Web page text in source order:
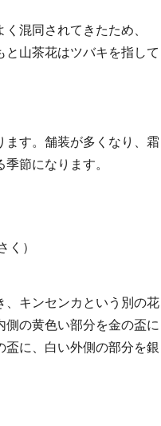
混同されてきたため、
と山茶花はツバキを指して
ます。舗装が多くなり、霜
節になります。
、キンセンカという別の花
側の黄色い部分を金の盃に
盃に、白い外側の部分を銀